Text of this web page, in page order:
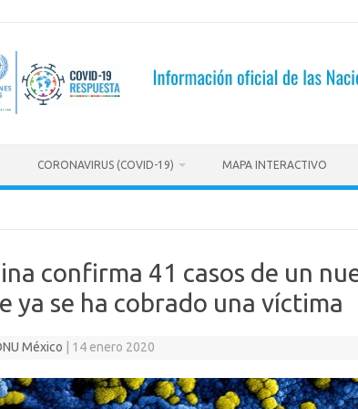
CORONAVIRUS (COVID-19) MAPA INTERACTIVO
confirma 41 casos de un
ya se ha cobrado una víctima
México 14 enero 2020